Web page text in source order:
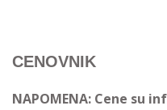
CENOVNIK
NAPOMENA: Cene su